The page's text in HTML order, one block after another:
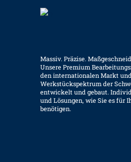
Massiv. Präzise.
Unsere Premium
den internationalen Markt
Werkstückspektrum der
entwickelt und gebaut.
und Lösungen, wie Sie es für
benötigen.